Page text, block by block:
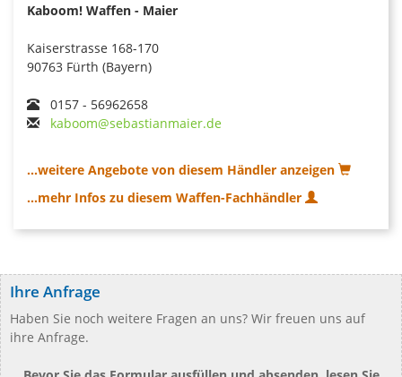
Kaboom! Waffen - Maier
Kaiserstrasse 168-170
90763 Fürth (Bayern)
0157 - 56962658
kaboom@sebastianmaier.de
...weitere Angebote von diesem Händler anzeigen
...mehr Infos zu diesem Waffen-Fachhändler
Ihre Anfrage
Haben Sie noch weitere Fragen an uns? Wir freuen uns auf
ihre Anfrage.